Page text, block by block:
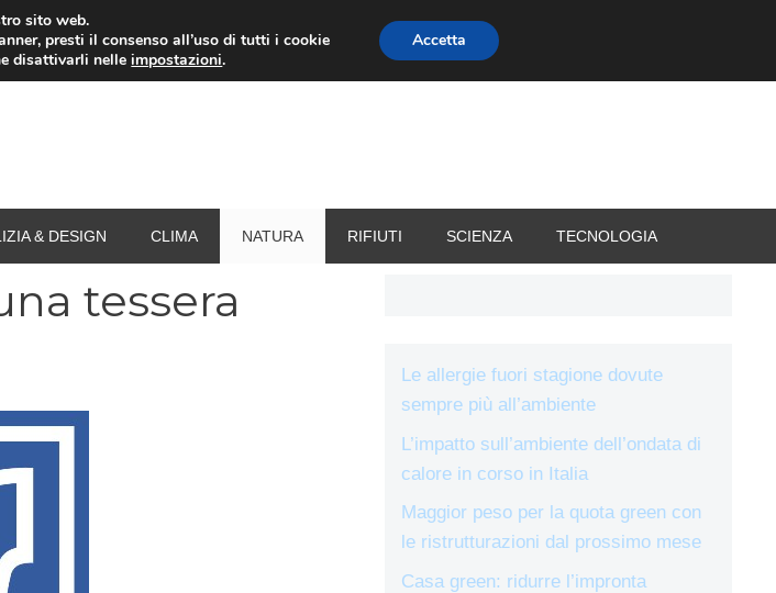
SPESA TERMOVALORIZZATORI VACANZE
& DESIGN CLIMA NATURA RIFIUTI SCIENZA TECNOLOGIA
tessera
Le allergie fuori stagione dovute
sempre più all’ambiente
L’impatto sull’ambiente dell’ondata di
calore in corso in Italia
Maggior peso per la quota green con
le ristrutturazioni dal prossimo mese
Casa green: ridurre l’impronta
sito web.
presti il consenso all’uso di tutti i cookie
disattivarli nelleimpostazioni.
Accetta